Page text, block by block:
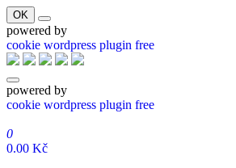
OK
powered by
cookie wordpress plugin free
powered by
cookie wordpress plugin free
na
obsah
0
0.00 Kč